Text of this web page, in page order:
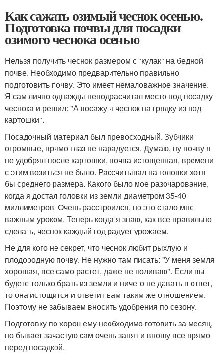
Как сажать озимый чеснок осенью.
Подготовка почвы для посадки
озимого чеснока осенью
Нельзя получить чеснок размером с "кулак" на бедной
почве. Необходимо предварительно правильно
подготовить почву. Это имеет немаловажное значение.
Я сам лично однажды неподрасчитал место под посадку
чеснока и решил: "А посажу я чеснок на грядку из под
картошки".
Посадочный материал был превосходный. Зубчики
огромные, прямо глаз не нарадуется. Думаю, ну почву я
не удобрял после картошки, почва истощенная, времени
с этим возиться не было. Рассчитывал на головки хотя
бы среднего размера. Какого было мое разочарование,
когда я достал головки из земли диаметром 35-40
миллиметров. Очень расстроился, но это стало мне
важным уроком. Теперь когда я знаю, как все правильно
сделать, чеснок каждый год радует урожаем.
Не для кого не секрет, что чеснок любит рыхлую и
плодородную почву. Не нужно там писать: "У меня земля
хорошая, все само растет, даже не поливаю". Если вы
будете только брать из земли и ничего не давать в ответ,
то она истощится и ответит вам таким же отношением.
Поэтому не забываем вносить удобрения по сезону.
Подготовку по хорошему необходимо готовить за месяц,
но бывает зачастую сам очень занят и вношу все прямо
перед посадкой.